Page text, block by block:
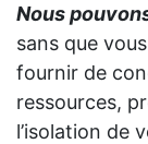
Nous
sans que
fournir de
ressources,
l’isolation de